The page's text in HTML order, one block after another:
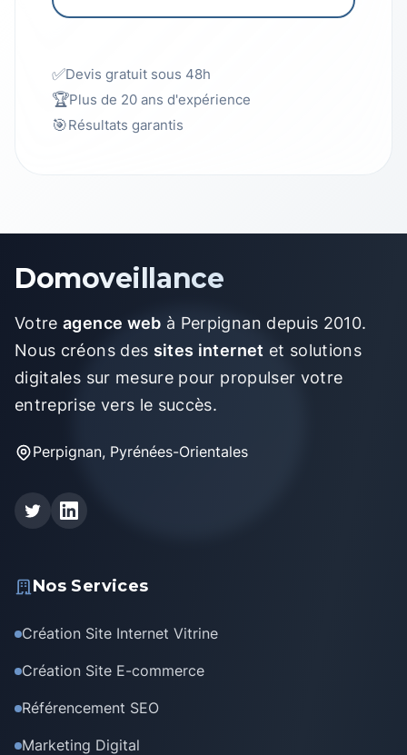
✅Devis gratuit sous 48h
🏆Plus de 20 ans d'expérience
🎯Résultats garantis
Domoveillance
Votreagence web à Perpignan depuis 2010.
Nous créons des sites internet et solutions
digitales sur mesure pour propulser votre
entreprise vers le succès.
Perpignan, Pyrénées-Orientales
Nos Services
Création Site Internet Vitrine
Création Site E-commerce
Référencement SEO
Marketing Digital